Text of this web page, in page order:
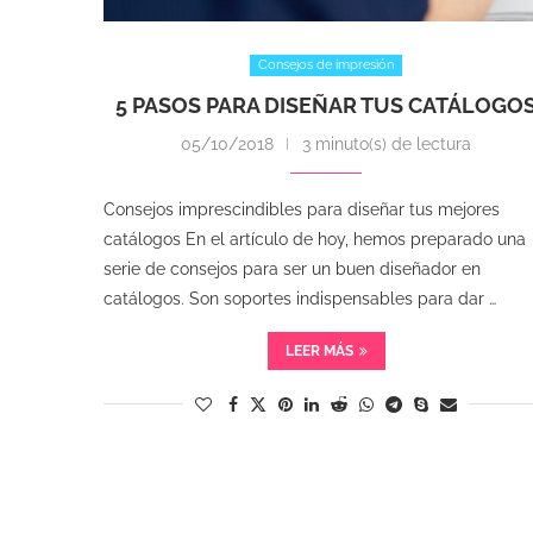
Consejos de impresión
5 PASOS PARA DISEÑAR TUS
05/10/2018 3 minuto(s) de lectura
Consejos imprescindibles para diseñar tus mejores
catálogos En el artículo de hoy, hemos preparado una
serie de consejos para ser un buen diseñador en
catálogos. Son soportes indispensables para dar …
LEER MÁS